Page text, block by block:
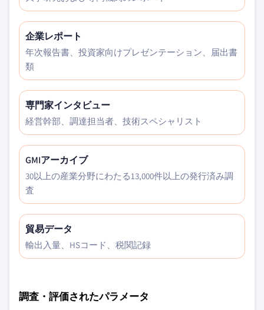
企業レポート
年次報告書、投資家向けプレゼンテーション、届出書
類
専門家インタビュー
経営幹部、調達担当者、技術スペシャリスト
GMIアーカイブ
30以上の産業分野にわたる13,000件以上の発行済み調
査
貿易データ
輸出入量、HSコード、税関記録
調査・評価されたパラメータ